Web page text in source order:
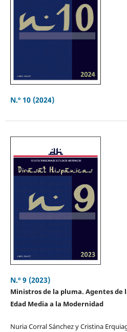
N.º 10 (2024)
N.º 9 (2023)
Ministros de la pluma. Agentes de
Edad Media a la Modernidad
Nuria Corral Sánchez y Cristina